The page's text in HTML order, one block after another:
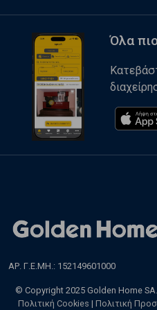
Όλα
ΑΡ. Γ.Ε.ΜΗ.: 152149601000
© Copyright 2025 Golden Home
Πολιτική Cookies | Πολιτική